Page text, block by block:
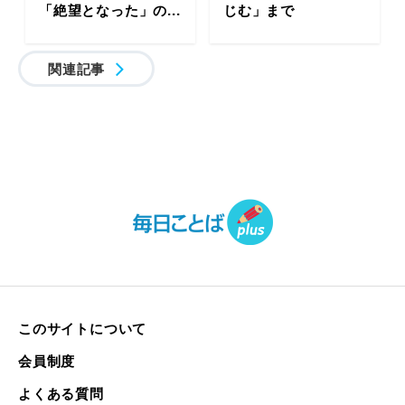
「絶望となった」の...
じむ」まで
関連記事
このサイトについて
会員制度
よくある質問